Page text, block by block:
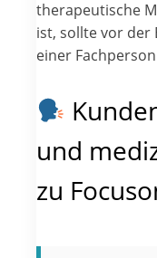
therapeutische
ist, sollte vor der
einer
und
zu